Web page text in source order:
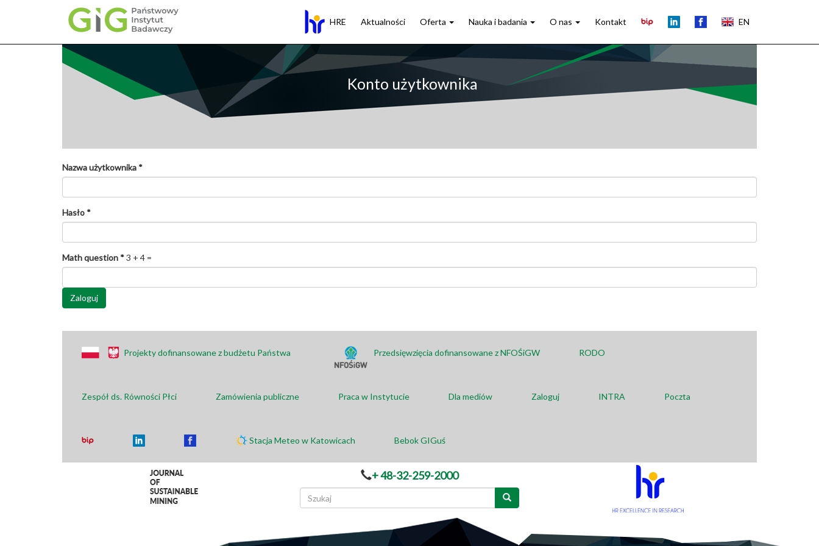
Przejdź
HRE Aktualności Oferta Nauka i badania O nas Kontakt EN
Konto użytkownika
Nazwa użytkownika *
Hasło *
Math question *3 + 4 =
Zaloguj
Projekty dofinansowane z budżetu Państwa Przedsięwzięcia dofinansowane z NFOŚiGW RODO
Zespół ds. Równości Płci Zamówienia publiczne Praca w Instytucie Dla mediów Zaloguj INTRA Poczta
Stacja Meteo w Katowicach Bebok GIGuś
+ 48-32-259-2000
Formularz